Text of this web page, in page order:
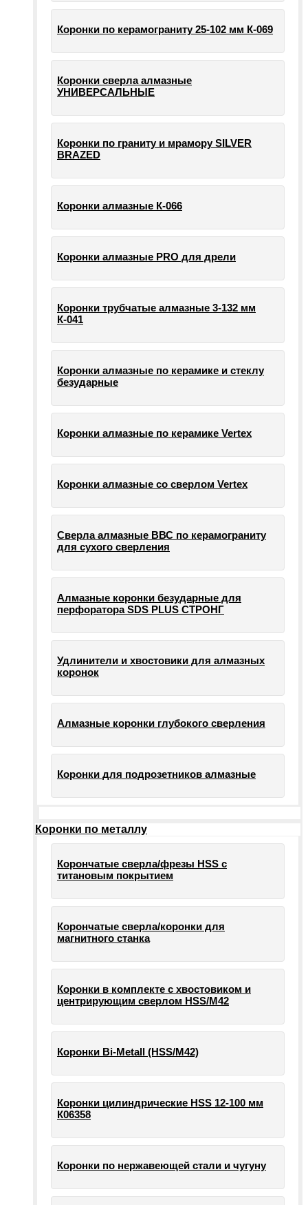
Коронки по керамограниту 25-102 мм К-069
Коронки сверла алмазные
УНИВЕРСАЛЬНЫЕ
Коронки по граниту и мрамору SILVER
BRAZED
Коронки алмазные К-066
Коронки алмазные PRO для дрели
Коронки трубчатые алмазные 3-132 мм
К-041
Коронки алмазные по керамике и стеклу
безударные
Коронки алмазные по керамике Vertex
Коронки алмазные со сверлом Vertex
Сверла алмазные ВВС по керамограниту
для сухого сверления
Алмазные коронки безударные для
перфоратора SDS PLUS СТРОНГ
Удлинители и хвостовики для алмазных
коронок
Алмазные коронки глубокого сверления
Коронки для подрозетников алмазные
Коронки по металлу
Корончатые сверла/фрезы HSS c
титановым покрытием
Корончатые сверла/коронки для
магнитного станка
Коронки в комплекте с хвостовиком и
центрирующим сверлом HSS/М42
Коронки Bi-Metall (HSS/М42)
Коронки цилиндрические HSS 12-100 мм
К06358
Коронки по нержавеющей стали и чугуну